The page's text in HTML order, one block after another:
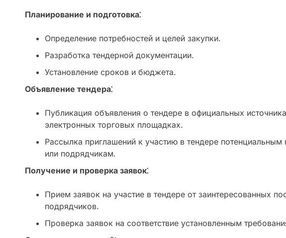
Планирование и подготовка⁚
Определение потребностей и целей закупки.
Разработка тендерной документации.
Установление сроков и бюджета.
Объявление тендера⁚
Публикация объявления о тендере в официальных
электронных торговых площадках.
Рассылка приглашений к участию в тендере потенциальным
или подрядчикам.
Получение и проверка заявок⁚
Прием заявок на участие в тендере от заинтересованных
подрядчиков.
Проверка заявок на соответствие установленным